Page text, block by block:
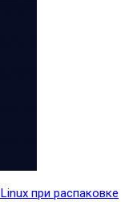
при распаковке